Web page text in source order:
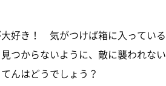
好き！ 気がつけば箱に入ってい
つからないように、敵に襲われな
んはどうでしょう？